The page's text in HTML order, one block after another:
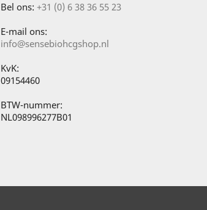
Bel ons: +31 (0) 6 38 36 55 23
E-mail ons:
info@sensebiohcgshop.nl
KvK:
09154460
BTW-nummer:
NL098996277B01